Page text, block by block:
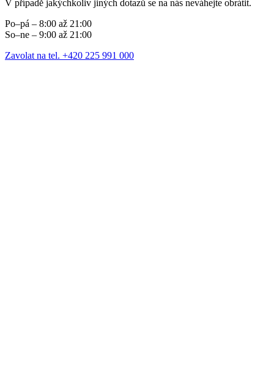
V případě jakýchkoliv jiných dotazů se na nás neváhejte obrátit.
Po–pá – 8:00 až 21:00
So–ne – 9:00 až 21:00
Zavolat na tel. +420 225 991 000